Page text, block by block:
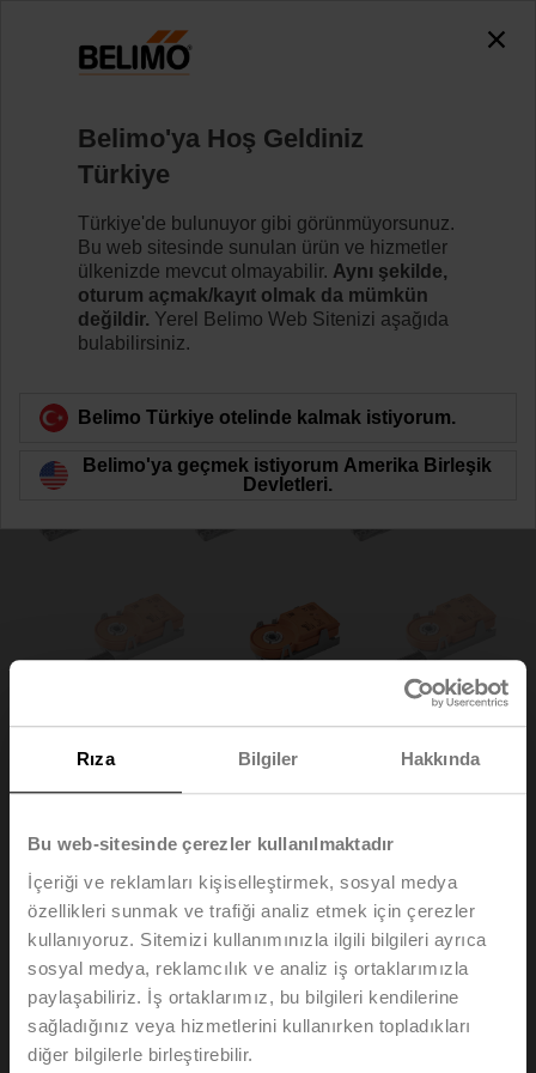
Rıza Bilgiler Hakkında
Bu web-sitesinde çerezler kullanılmaktadır
İçeriği ve reklamları kişiselleştirmek, sosyal medya
özellikleri sunmak ve trafiği analiz etmek için çerezler
kullanıyoruz. Sitemizi kullanımınızla ilgili bilgileri ayrıca
sosyal medya, reklamcılık ve analiz iş ortaklarımızla
paylaşabiliriz. İş ortaklarımız, bu bilgileri kendilerine
sağladığınız veya hizmetlerini kullanırken topladıkları
diğer bilgilerle birleştirebilir.
UH24Y-L.1
Daha fazla bilgi
UH24Y-L.1
Dikey hareketli motor, 50 N, AC/DC 24 V, Aç/kapa,
Yüzer kontrol, 122 s, Strok 60 mm, IP20
40'lı paket
Belimo'ya Hoş Geldiniz
Türkiye
Türkiye'de bulunuyor gibi görünmüyorsunuz.
Bu web sitesinde sunulan ürün ve hizmetler
ülkenizde mevcut olmayabilir. Aynı şekilde,
oturum açmak/kayıt olmak da mümkün
değildir. Yerel Belimo Web Sitenizi aşağıda
bulabilirsiniz.
Belimo Türkiye otelinde kalmak istiyorum.
Belimo'ya geçmek istiyorum Amerika Birleşik
Devletleri.